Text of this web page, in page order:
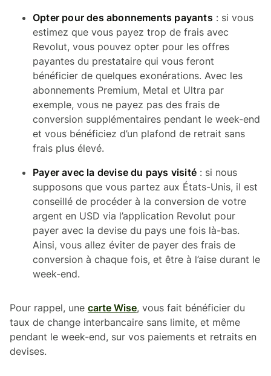
Opter pour des abonnements payants : si vous
estimez que vous payez trop de frais avec
Revolut, vous pouvez opter pour les offres
payantes du prestataire qui vous feront
bénéficier de quelques exonérations. Avec les
abonnements Premium, Metal et Ultra par
exemple, vous ne payez pas des frais de
conversion supplémentaires pendant le week-end
et vous bénéficiez d’un plafond de retrait sans
frais plus élevé.
Payer avec la devise du pays visité : si nous
supposons que vous partez aux États-Unis, il est
conseillé de procéder à la conversion de votre
argent en USD via l’application Revolut pour
payer avec la devise du pays une fois là-bas.
Ainsi, vous allez éviter de payer des frais de
conversion à chaque fois, et être à l’aise durant le
week-end.
Pour rappel, une carte Wise, vous fait bénéficier du
taux de change interbancaire sans limite, et même
pendant le week-end, sur vos paiements et retraits en
devises.